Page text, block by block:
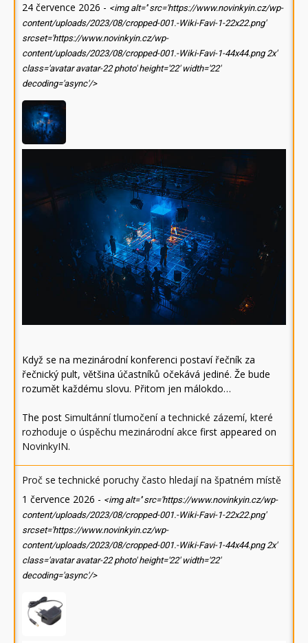
24 července 2026 - <img alt='' src='https://www.novinkyin.cz/wp-
content/uploads/2023/08/cropped-001.-Wiki-Favi-1-22x22.png'
srcset='https://www.novinkyin.cz/wp-
content/uploads/2023/08/cropped-001.-Wiki-Favi-1-44x44.png 2x'
class='avatar avatar-22 photo' height='22' width='22'
decoding='async'/>
Když se na mezinárodní konferenci postaví řečník za
řečnický pult, většina účastníků očekává jediné. Že bude
rozumět každému slovu. Přitom jen málokdo…
The post Simultánní tlumočení a technické zázemí, které
rozhoduje o úspěchu mezinárodní akce first appeared on
NovinkyIN.
Proč se technické poruchy často hledají na špatném místě
1 července 2026 - <img alt='' src='https://www.novinkyin.cz/wp-
content/uploads/2023/08/cropped-001.-Wiki-Favi-1-22x22.png'
srcset='https://www.novinkyin.cz/wp-
content/uploads/2023/08/cropped-001.-Wiki-Favi-1-44x44.png 2x'
class='avatar avatar-22 photo' height='22' width='22'
decoding='async'/>